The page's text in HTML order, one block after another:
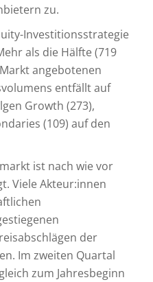
zu.
Investitionsstrategie
als die Hälfte (719
angebotenen
entfällt auf
Growth (273),
(109) auf den
ist nach wie vor
Viele Akteur:innen
der
Im zweiten Quartal
zum Jahresbeginn